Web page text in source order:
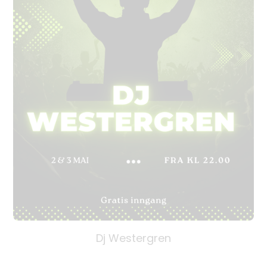
Dj Westergren